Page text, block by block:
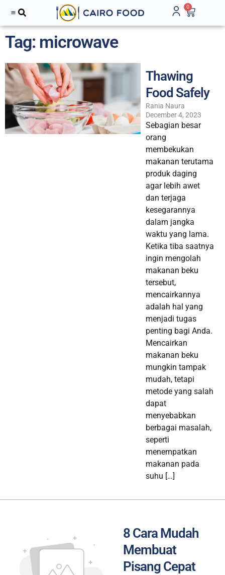
0
Tag: microwave
Thawing
Food Safely
Rania Naura
December 4, 2023
Sebagian besar
orang
membekukan
makanan terutama
produk daging
agar lebih awet
dan terjaga
kesegarannya
dalam jangka
waktu yang lama.
Ketika tiba saatnya
ingin mengolah
makanan beku
tersebut,
mencairkannya
adalah hal yang
menjadi tugas
penting bagi Anda.
Mencairkan
makanan beku
mungkin tampak
mudah, tetapi
metode yang salah
dapat
menyebabkan
berbagai masalah,
seperti
menempatkan
makanan pada
suhu […]
8 Cara Mudah
Membuat
Pisang Cepat